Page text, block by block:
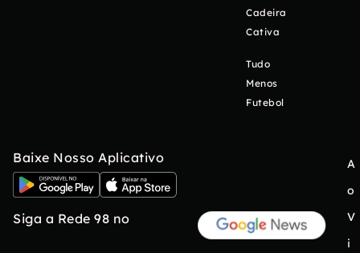
Cadeira
Cativa
Tudo
Menos
Futebol
Baixe Nosso Aplicativo
Siga a Rede 98 no
A
o
V
i